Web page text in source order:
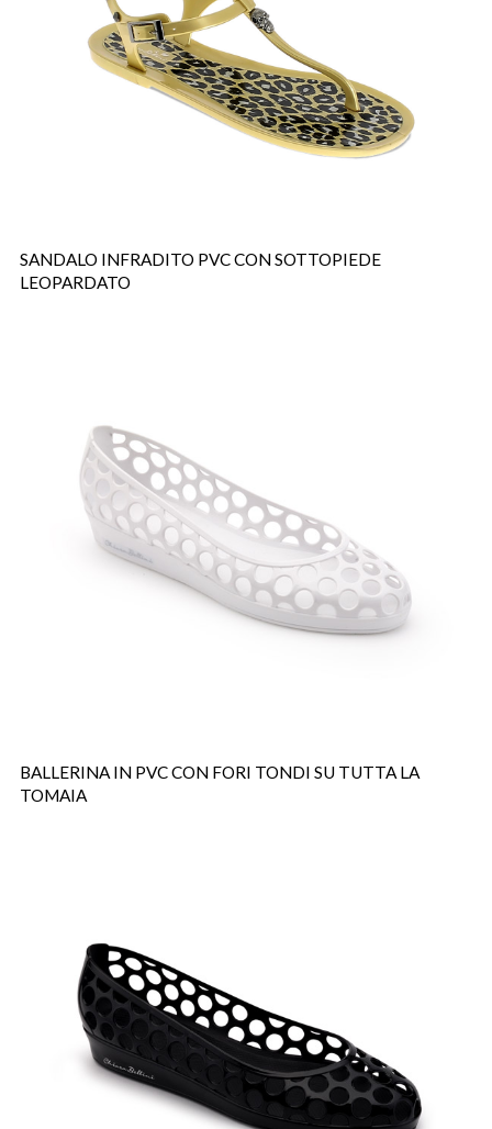
SANDALO INFRADITO PVC CON SOTTOPIEDE
LEOPARDATO
BALLERINA IN PVC CON FORI TONDI SU TUTTA LA
TOMAIA